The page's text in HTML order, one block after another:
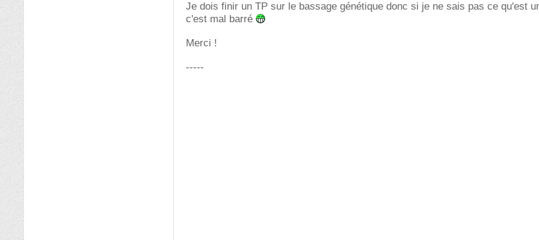
Je dois finir un TP sur le bassage génétique donc si je ne sais pas ce qu'est
c'est mal barré
Merci !
-----